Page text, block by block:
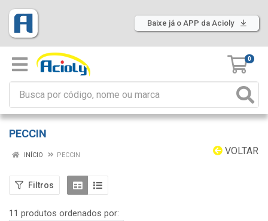
Baixe já o APP da Acioly
0
PECCIN
VOLTAR
INÍCIO PECCIN
Filtros
11 produtos ordenados por: